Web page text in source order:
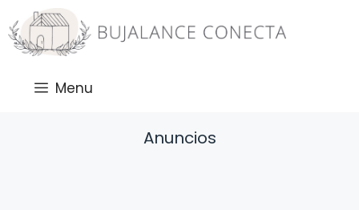
Saltar
al
contenido
Menu
Anuncios